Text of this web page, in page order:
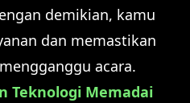
demikian, kamu
dan memastikan
acara.
Teknologi Memadai